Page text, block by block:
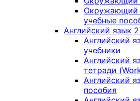
Окружающий
учебные
Английский язык
Английский
учебники
Английский
тетради
Английский
пособия